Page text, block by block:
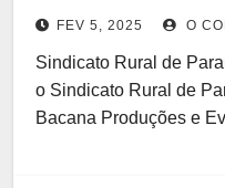
FEV 5, 2025 O
Sindicato Rural de
o Sindicato Rural de
Bacana Produções e